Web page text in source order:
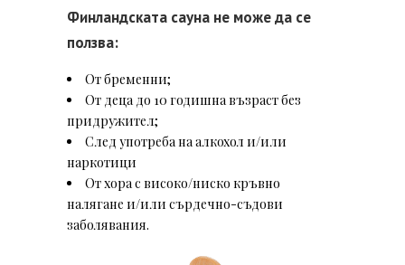
Финландската сауна не може да се
ползва:
От бременни;
От деца до 10 годишна възраст без
придружител;
След употреба на алкохол и/или
наркотици
От хора с високо/ниско кръвно
налягане и/или сърдечно-съдови
заболявания.